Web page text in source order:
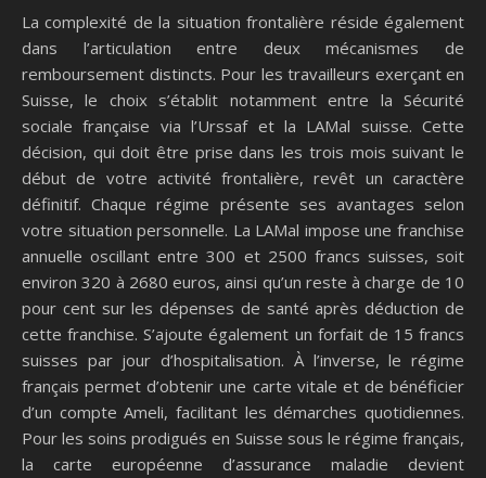
La complexité de la situation frontalière réside également
dans l’articulation entre deux mécanismes de
remboursement distincts. Pour les travailleurs exerçant en
Suisse, le choix s’établit notamment entre la Sécurité
sociale française via l’Urssaf et la LAMal suisse. Cette
décision, qui doit être prise dans les trois mois suivant le
début de votre activité frontalière, revêt un caractère
définitif. Chaque régime présente ses avantages selon
votre situation personnelle. La LAMal impose une franchise
annuelle oscillant entre 300 et 2500 francs suisses, soit
environ 320 à 2680 euros, ainsi qu’un reste à charge de 10
pour cent sur les dépenses de santé après déduction de
cette franchise. S’ajoute également un forfait de 15 francs
suisses par jour d’hospitalisation. À l’inverse, le régime
français permet d’obtenir une carte vitale et de bénéficier
d’un compte Ameli, facilitant les démarches quotidiennes.
Pour les soins prodigués en Suisse sous le régime français,
la carte européenne d’assurance maladie devient